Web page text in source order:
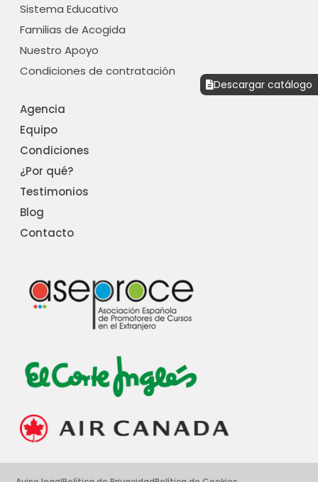
Sistema Educativo
Familias de Acogida
Nuestro Apoyo
Condiciones de contratación
Agencia
Equipo
Condiciones
¿Por qué?
Testimonios
Blog
Contacto
Descargar catálogo